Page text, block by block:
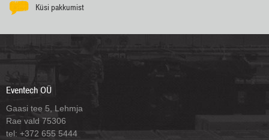
Küsi pakkumist
Eventech OÜ
Gaasi tee 5, Lehmja
Rae vald 75306
tel: +372 655 5444